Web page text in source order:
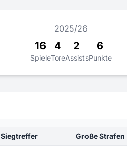
2025/26
16
Spiele
4
Tore
2
Assists
6
Punkte
Siegtreffer Große Strafen